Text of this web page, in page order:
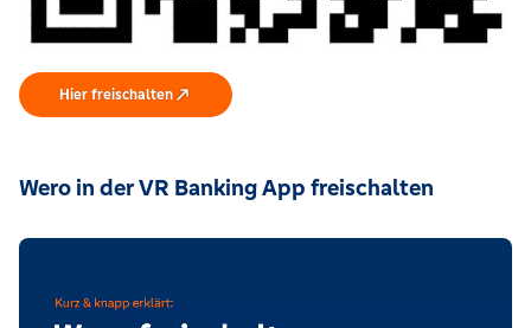
Hier freischalten
Wero in der VR Banking App freischalten